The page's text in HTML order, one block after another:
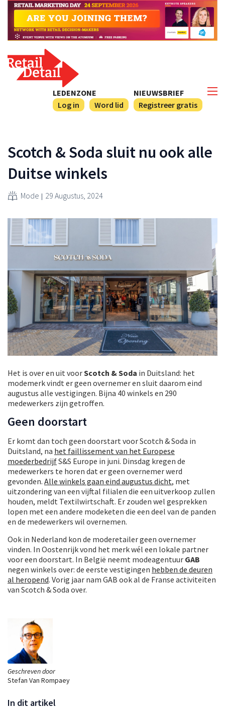
NIEUWSBRIEF
Registreer gratis
LEDENZONE
Log in
Word lid
Geschreven door
Stefan Van Rompaey
In dit artikel
Scotch & Soda sluit nu ook alle
Duitse winkels
Mode 29 Augustus, 2024
Het is over en uit voorScotch & Soda in Duitsland: het
modemerk vindt er geen overnemer en sluit daarom eind
augustus alle vestigingen. Bijna 40 winkels en 290
medewerkers zijn getroffen.
Geen doorstart
Er komt dan toch geen doorstart voor Scotch & Soda in
Duitsland, na het faillissement van het Europese
moederbedrijfS&S Europe in juni. Dinsdag kregen de
medewerkers te horen dat er geen overnemer werd
gevonden. Alle winkels gaan eind augustus dicht, met
uitzondering van een vijftal filialen die een uitverkoop zullen
houden, meldt Textilwirtschaft. Er zouden wel gesprekken
lopen met een andere modeketen die een deel van de panden
en de medewerkers wil overnemen.
Ook in Nederland kon de moderetailer geen overnemer
vinden. In Oostenrijk vond het merk wél een lokale partner
voor een doorstart. In België neemt modeagentuur GAB
negen winkels over: de eerste vestigingen hebben de deuren
al heropend. Vorig jaar nam GAB ook al de Franse activiteiten
van Scotch & Soda over.